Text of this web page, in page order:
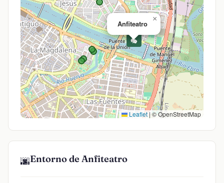
🎭
Anfiteatro
×
Leaflet| © OpenStreetMap
🌆Entorno de Anfiteatro